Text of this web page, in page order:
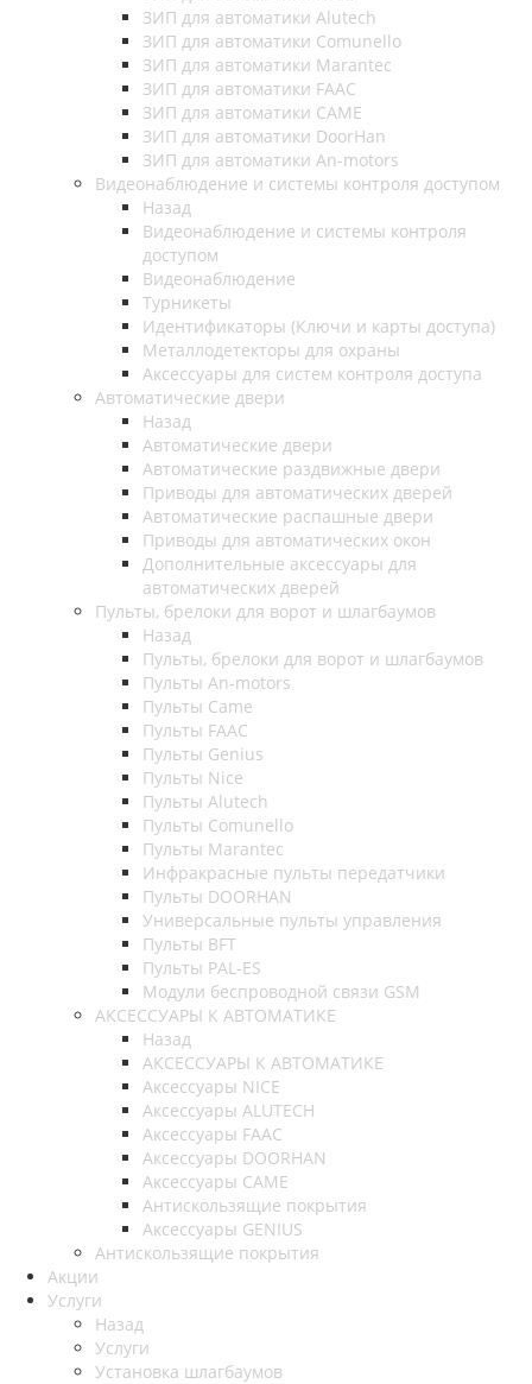
ЗИП для автоматики Alutech
ЗИП для автоматики Comunello
ЗИП для автоматики Marantec
ЗИП для автоматики FAAC
ЗИП для автоматики CAME
ЗИП для автоматики DoorHan
ЗИП для автоматики An-motors
Видеонаблюдение и системы контроля доступом
Назад
Видеонаблюдение и системы контроля
доступом
Видеонаблюдение
Турникеты
Идентификаторы (Ключи и карты доступа)
Металлодетекторы для охраны
Аксессуары для систем контроля доступа
Автоматические двери
Назад
Автоматические двери
Автоматические раздвижные двери
Приводы для автоматических дверей
Автоматические распашные двери
Приводы для автоматических окон
Дополнительные аксессуары для
автоматических дверей
Пульты, брелоки для ворот и шлагбаумов
Назад
Пульты, брелоки для ворот и шлагбаумов
Пульты An-motors
Пульты Came
Пульты FAAC
Пульты Genius
Пульты Nice
Пульты Alutech
Пульты Сomunello
Пульты Marantec
Инфракрасные пульты передатчики
Пульты DOORHAN
Универсальные пульты управления
Пульты BFT
Пульты PAL-ES
Модули беспроводной связи GSM
АКСЕССУАРЫ К АВТОМАТИКЕ
Назад
АКСЕССУАРЫ К АВТОМАТИКЕ
Аксессуары NICE
Аксессуары ALUTECH
Аксессуары FAAC
Аксессуары DOORHAN
Аксессуары CAME
Антискользящие покрытия
Аксессуары GENIUS
Антискользящие покрытия
Акции
Услуги
Назад
Услуги
Установка шлагбаумов